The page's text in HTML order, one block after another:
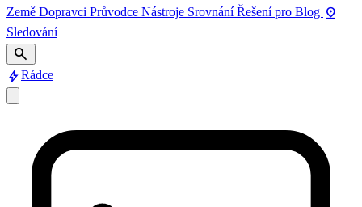
Země Dopravci Průvodce Nástroje Srovnání Řešení pro Blog pin_drop
Sledování
search
boltRádce